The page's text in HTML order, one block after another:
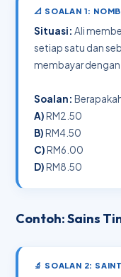
📐 SOALAN 1:
Situasi: Ali
setiap satu dan
membayar dengan
Soalan:
A)RM2.50
B)RM4.50
C)RM6.00
D)RM8.50
Contoh: Sains
🔬 SOALAN 2: